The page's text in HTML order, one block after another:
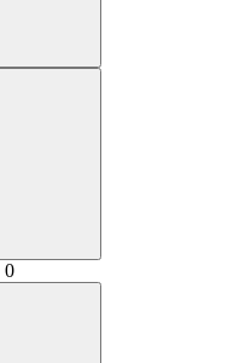
0